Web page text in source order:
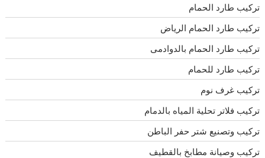
تركيب طارد الحمام
تركيب طارد الحمام الرياض
تركيب طارد الحمام بالدوادمى
تركيب طارد للحمام
تركيب غرف نوم
تركيب فلاتر تحلية المياه بالدمام
تركيب وتصنيع شتر حفر الباطن
تركيب وصيانة مطابخ بالقطيف